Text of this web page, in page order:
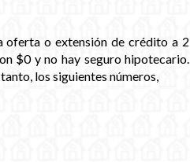
oferta o extensión de crédito a 2
$0 y no hay seguro hipotecario.
los siguientes números,